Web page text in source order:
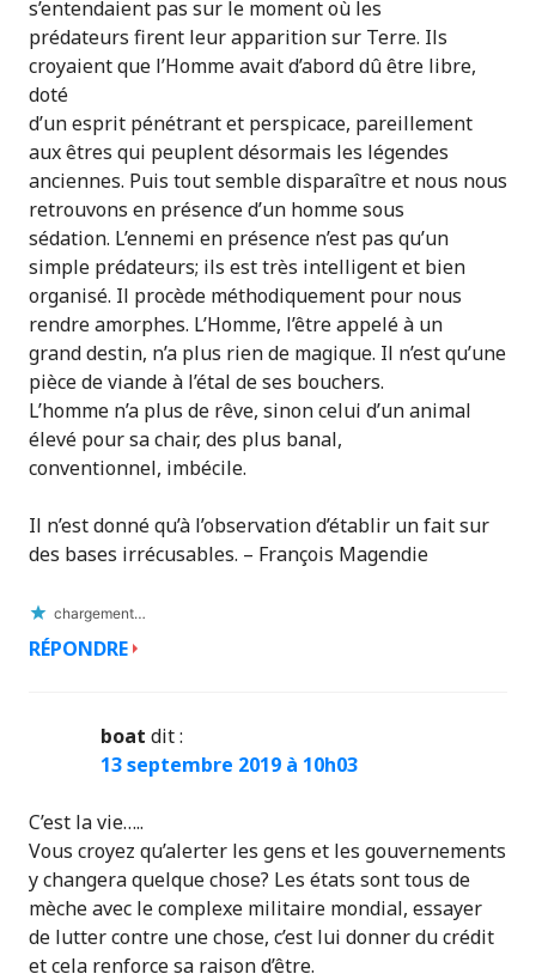
s’entendaient pas sur le moment où les
prédateurs firent leur apparition sur Terre. Ils
croyaient que l’Homme avait d’abord dû être libre,
doté
d’un esprit pénétrant et perspicace, pareillement
aux êtres qui peuplent désormais les légendes
anciennes. Puis tout semble disparaître et nous nous
retrouvons en présence d’un homme sous
sédation. L’ennemi en présence n’est pas qu’un
simple prédateurs; ils est très intelligent et bien
organisé. Il procède méthodiquement pour nous
rendre amorphes. L’Homme, l’être appelé à un
grand destin, n’a plus rien de magique. Il n’est qu’une
pièce de viande à l’étal de ses bouchers.
L’homme n’a plus de rêve, sinon celui d’un animal
élevé pour sa chair, des plus banal,
conventionnel, imbécile.
Il n’est donné qu’à l’observation d’établir un fait sur
des bases irrécusables. – François Magendie
chargement…
RÉPONDRE
boat dit :
13 septembre 2019 à 10h03
C’est la vie…..
Vous croyez qu’alerter les gens et les gouvernements
y changera quelque chose? Les états sont tous de
mèche avec le complexe militaire mondial, essayer
de lutter contre une chose, c’est lui donner du crédit
et cela renforce sa raison d’être.